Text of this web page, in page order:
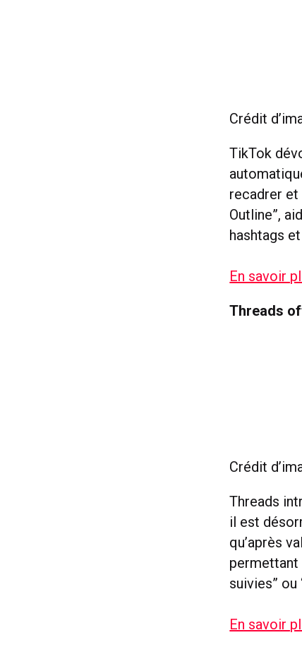
Crédit
TikTok
recadrer et
Outline”,
hashtags
En savoir
Threads
Crédit
Threads
il est
qu’après
permettant
suivies” ou
En savoir